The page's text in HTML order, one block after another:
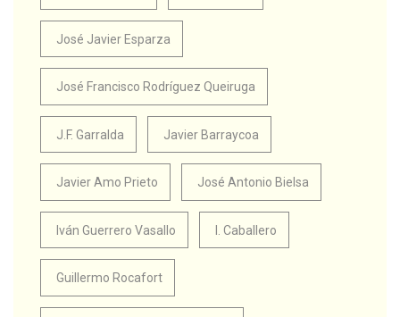
José Javier Esparza
José Francisco Rodríguez Queiruga
J.F. Garralda Javier Barraycoa
Javier Amo Prieto José Antonio Bielsa
Iván Guerrero Vasallo I. Caballero
Guillermo Rocafort